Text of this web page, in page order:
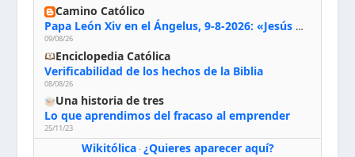
Camino Católico
Papa León Xiv en el Ángelus, 9-8-2026: «Jesús no nos abandona y si lo acogemos con humildad con la oración, los sacramentos y la escucha de su Palabra, en Él encontraremos paz, luz y fuerza para nuestro camino»
09/08/26
Enciclopedia Católica
Verificabilidad de los hechos de la Biblia
08/08/26
Una historia de tres
Lo que aprendimos del fracaso al emprender
25/11/23
Wikitólica· ¿Quieres aparecer aquí?